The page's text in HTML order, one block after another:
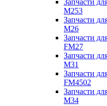
Запчасти
M253
Запчасти
M26
Запчасти
FM27
Запчасти
M31
Запчасти
FM4502
Запчасти
M34